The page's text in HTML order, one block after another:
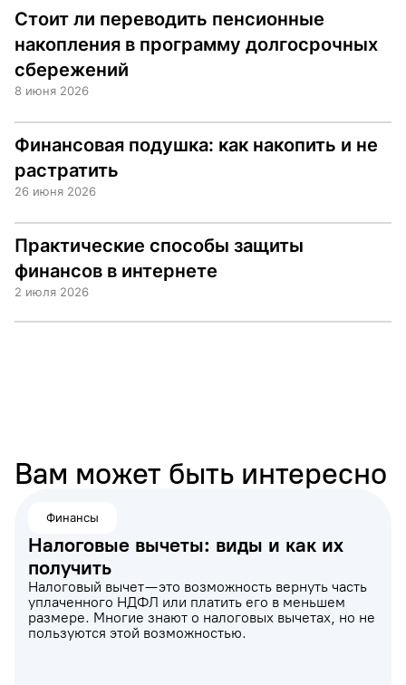
Стоит ли переводить пенсионные
накопления в программу долгосрочных
сбережений
8 июня 2026
Финансовая подушка: как накопить и не
растратить
26 июня 2026
Практические способы защиты
финансов в интернете
2 июля 2026
Вам может быть интересно
Финансы
Налоговые вычеты: виды и как их
получить
Налоговый вычет — это возможность вернуть часть
уплаченного НДФЛ или платить его в меньшем
размере. Многие знают о налоговых вычетах, но не
пользуются этой возможностью.